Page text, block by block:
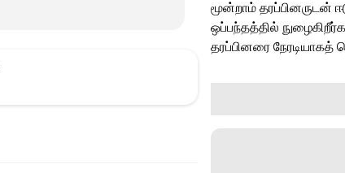
மூன்றாம் தரப்பினருடன்
ஒப்பந்தத்தில்
தரப்பினரை